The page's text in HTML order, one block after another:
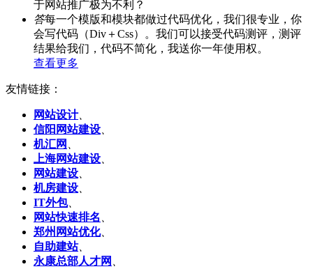
于网站推广极为不利？
答每一个模版和模块都做过代码优化，我们很专业，你
会写代码（Div＋Css）。我们可以接受代码测评，测评
结果给我们，代码不简化，我送你一年使用权。
查看更多
友情链接：
网站设计、
信阳网站建设、
机汇网 、
上海网站建设、
网站建设、
机房建设、
IT外包、
网站快速排名 、
郑州网站优化、
自助建站、
永康总部人才网 、